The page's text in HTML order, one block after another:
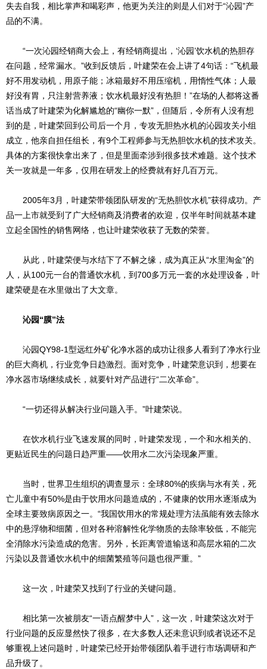
失去自我，相比掌声和喝彩声，他更为关注的则是人们对于“沁园”产
品的不满。
“一次沁园经销商大会上，有经销商提出，‘沁园’饮水机的热胆存
在问题，经常漏水。”收到反馈后，叶建荣在会上讲了4句话：“飞机最
好不用发动机，用原子能；冰箱最好不用压缩机，用惰性气体；人最
好没有胃，只注射营养液；饮水机最好没有热胆！”在场的人都将这番
话当成了叶建荣为化解尴尬的“幽你一默”，但随后，令所有人没有想
到的是，叶建荣回到公司后一个月，专攻无胆热水机的沁园攻关小组
成立，他亲自担任组长，有9个工程师参与无热胆饮水机的技术攻关。
具体的方案很快拿出来了，但是里面牵涉到很多技术难题。这个技术
关一攻就是一年多，仅用在研发上的经费就有好几百万元。
2005年3月，叶建荣带领团队研发的“无热胆饮水机”获得成功。产
品一上市就受到了广大经销商及消费者的欢迎，仅半年时间就基本建
立起全国性的销售网络，也让叶建荣收获了无数的荣誉。
从此，叶建荣便与水结下了不解之缘，成为真正从“水里淘金”的
人，从100元一台的普通饮水机，到700多万元一套的水处理设备，叶
建荣硬是在水里做出了大文章。
沁园“膜”法
沁园QY98-1型远红外矿化净水器的成功让很多人看到了净水行业
的巨大商机，行业竞争日趋激烈。面对竞争，叶建荣意识到，想要在
净水器市场继续成长，就要针对产品进行“二次革命”。
“一切还得从解决行业问题入手。”叶建荣说。
在饮水机行业飞速发展的同时，叶建荣发现，一个和水相关的、
更贴近民生的问题日趋严重——饮用水二次污染现象严重。
当时，世界卫生组织的调查显示：全球80%的疾病与水有关，死
亡儿童中有50%是由于饮用水问题造成的，不健康的饮用水逐渐成为
全球主要致病原因之一。“我国饮用水的常规处理方法虽能有效去除水
中的悬浮物和细菌，但对各种溶解性化学物质的去除率较低，不能完
全消除水污染造成的危害。另外，长距离管道输送和高层水箱的二次
污染以及普通饮水机中的细菌繁殖等问题也很严重。”
这一次，叶建荣又找到了行业的关键问题。
相比第一次被朋友“一语点醒梦中人”，这一次，叶建荣这次对于
行业问题的反应显然快了很多，在大多数人还未意识到或者说还不足
够重视上述问题时，叶建荣已经开始带领团队着手进行市场调研和产
品升级了。